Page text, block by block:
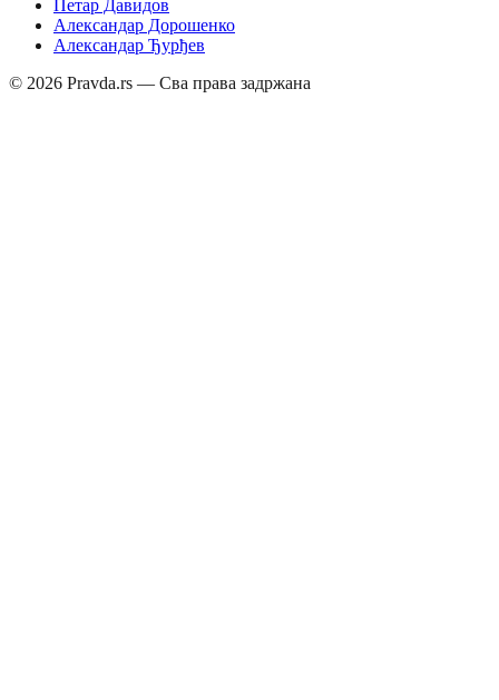
Петар Давидов
Александар Дорошенко
Александар Ђурђев
© 2026 Pravda.rs — Сва права задржана